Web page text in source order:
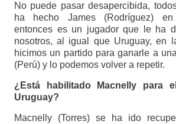
No puede pasar desapercibida,
ha hecho James (Rodríguez)
entonces es un jugador que le ha
nosotros, al igual que Uruguay, en
hicimos un partido para ganarle a
(Perú) y lo podemos volver a repetir.
¿Está habilitado Macnelly para
Uruguay?
Macnelly (Torres) se ha ido